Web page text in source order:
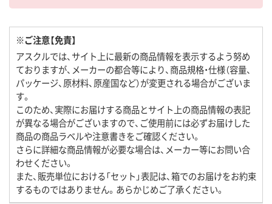
※ご注意【免責】
アスクルでは、サイト上に最新の商品情報を表示するよう努め
ておりますが、メーカーの都合等により、商品規格・仕様（容量、
パッケージ、原材料、原産国など）が変更される場合がございま
す。
このため、実際にお届けする商品とサイト上の商品情報の表記
が異なる場合がございますので、ご使用前には必ずお届けした
商品の商品ラベルや注意書きをご確認ください。
さらに詳細な商品情報が必要な場合は、メーカー等にお問い合
わせください。
また、販売単位における「セット」表記は、箱でのお届けをお約束
するものではありません。あらかじめご了承ください。